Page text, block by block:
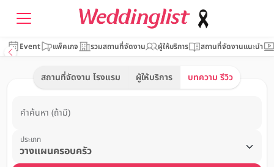
Event แพ็คเกจ รวมสถานที่จัดงาน ผู้ให้บริการ สถานที่จัดงานแนะนำ
สถานที่จัดงาน โรงแรม ผู้ให้บริการ บทความ รีวิว
คำค้นหา (ถ้ามี)
ประเภท